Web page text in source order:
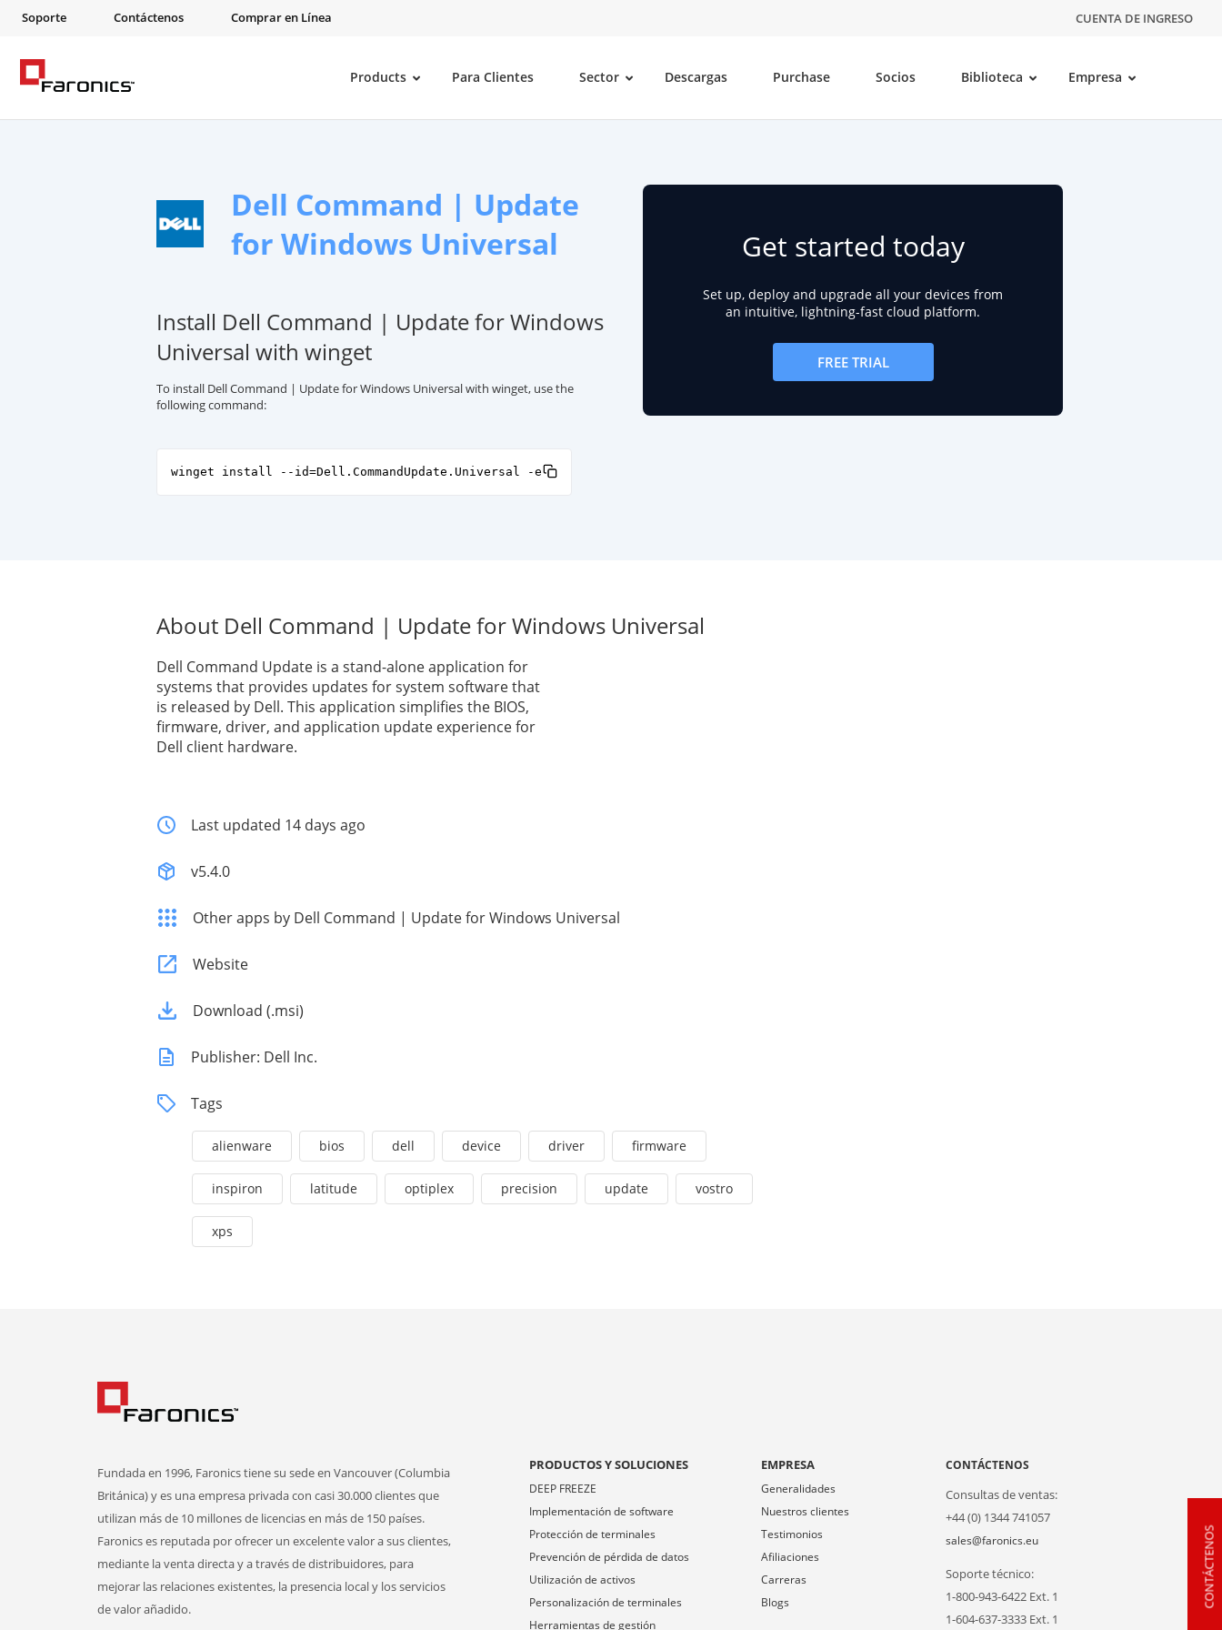
Soporte Contáctenos Comprar en Línea CUENTA DE INGRESO
Products Para Clientes Sector Descargas Purchase Socios Biblioteca Empresa
Dell Command | Update
for Windows Universal
Install Dell Command | Update for Windows
Universal with winget
To install Dell Command | Update for Windows Universal with winget, use the
following command:
winget install --id=Dell.CommandUpdate.Universal -e
Get started today
Set up, deploy and upgrade all your devices from
an intuitive, lightning-fast cloud platform.
FREE TRIAL
About Dell Command | Update for Windows Universal
Dell Command Update is a stand-alone application for
systems that provides updates for system software that
is released by Dell. This application simplifies the BIOS,
firmware, driver, and application update experience for
Dell client hardware.
Last updated 14 days ago
v5.4.0
Other apps by Dell Command | Update for Windows Universal
Website
Download (.msi)
Publisher: Dell Inc.
Tags
alienware bios dell device driver firmware
inspiron latitude optiplex precision update vostro
xps
Fundada en 1996, Faronics tiene su sede en Vancouver (Columbia
Británica) y es una empresa privada con casi 30.000 clientes que
utilizan más de 10 millones de licencias en más de 150 países.
Faronics es reputada por ofrecer un excelente valor a sus clientes,
mediante la venta directa y a través de distribuidores, para
mejorar las relaciones existentes, la presencia local y los servicios
de valor añadido.
PRODUCTOS Y SOLUCIONES
DEEP FREEZE
Implementación de software
Protección de terminales
Prevención de pérdida de datos
Utilización de activos
Personalización de terminales
Herramientas de gestión
EMPRESA
Generalidades
Nuestros clientes
Testimonios
Afiliaciones
Carreras
Blogs
CONTÁCTENOS
Consultas de ventas:
+44 (0) 1344 741057
sales@faronics.eu
Soporte técnico:
1-800-943-6422 Ext. 1
1-604-637-3333 Ext. 1
CONTÁCTENOS